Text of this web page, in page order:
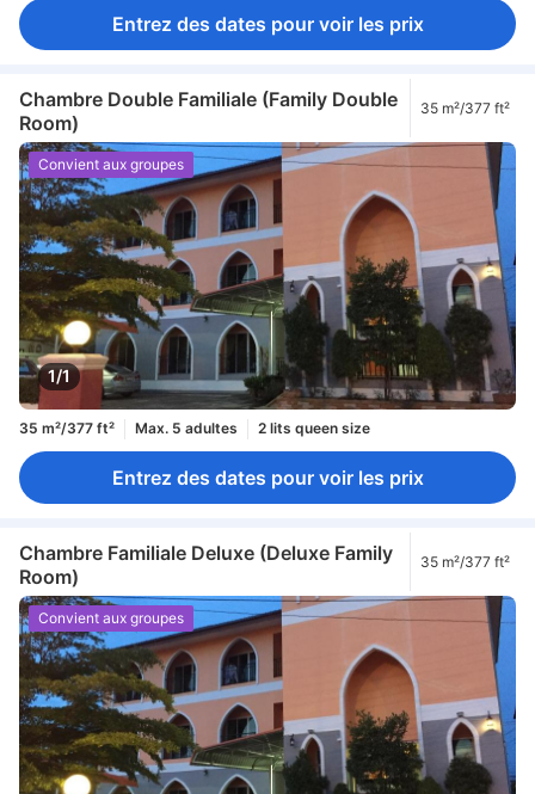
Entrez des dates pour voir les prix
Chambre Double Familiale (Family Double
Room)
35 m²/377 ft²
1/1
Convient aux groupes
35 m²/377 ft² Max. 5 adultes 2 lits queen size
Entrez des dates pour voir les prix
Chambre Familiale Deluxe (Deluxe Family
Room)
35 m²/377 ft²
Convient aux groupes